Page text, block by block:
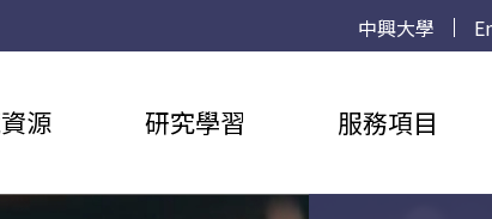
中興大學
源 研究學習 服務項目